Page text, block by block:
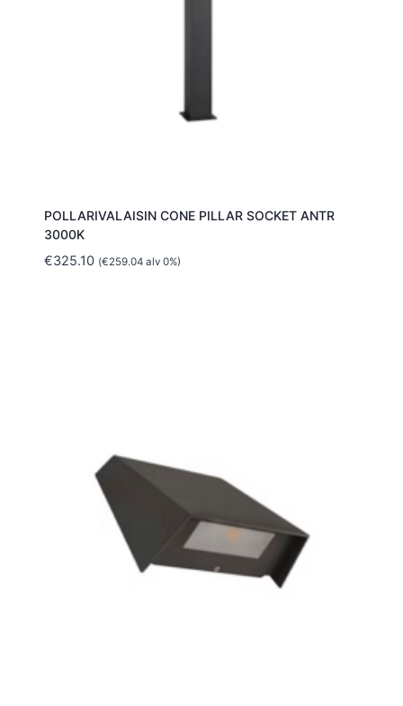
POLLARIVALAISIN CONE PILLAR SOCKET ANTR
3000K
€325.10 (€259.04alv 0%)